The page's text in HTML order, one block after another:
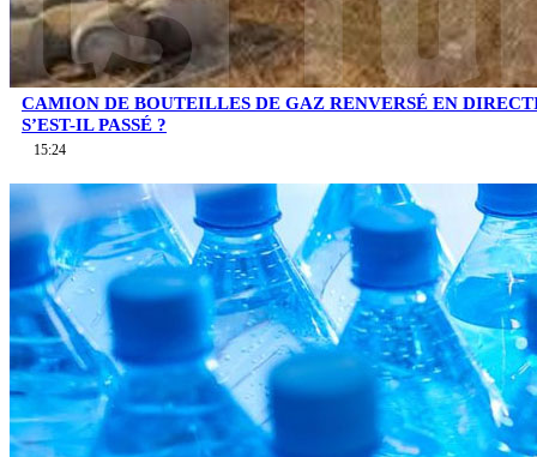
CAMION DE BOUTEILLES DE GAZ RENVERSÉ EN
S’EST-IL PASSÉ ?
15:24